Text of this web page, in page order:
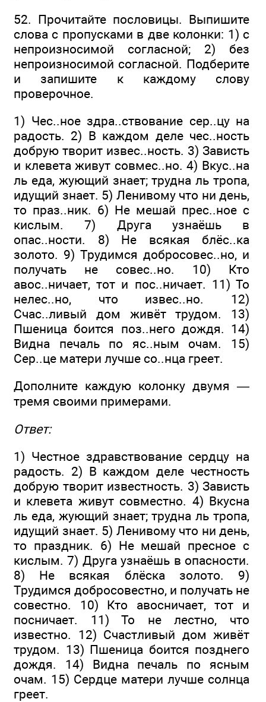
52. Прочитайте пословицы. Выпишите
слова с пропусками в две колонки: 1) с
непроизносимой согласной; 2) без
непроизносимой согласной. Подберите
и запишите к каждому слову
проверочное.
1) Чес..ное здра..ствование сер..цу на
радость. 2) В каждом деле чес..ность
добрую творит извес..ность. 3) Зависть
и клевета живут совмес..но. 4) Вкус..на
ль еда, жующий знает; трудна ль тропа,
идущий знает. 5) Ленивому что ни день,
то праз..ник. 6) Не мешай прес..ное с
кислым. 7) Друга узнаёшь в
опас..ности. 8) Не всякая блёс..ка
золото. 9) Трудимся добросовес..но, и
получать не совес..но. 10) Кто
авос..ничает, тот и пос..ничает. 11) То
нелес..но, что извес..но. 12)
Счас..ливый дом живёт трудом. 13)
Пшеница боится поз..него дождя. 14)
Видна печаль по яс..ным очам. 15)
Сер..це матери лучше со..нца греет.
Дополните каждую колонку двумя —
тремя своими примерами.
Ответ:
1) Честное здравствование сердцу на
радость. 2) В каждом деле честность
добрую творит известность. 3) Зависть
и клевета живут совместно. 4) Вкусна
ль еда, жующий знает; трудна ль тропа,
идущий знает. 5) Ленивому что ни день,
то праздник. 6) Не мешай пресное с
кислым. 7) Друга узнаёшь в опасности.
8) Не всякая блёска золото. 9)
Трудимся добросовестно, и получать не
совестно. 10) Кто авосничает, тот и
посничает. 11) То не лестно, что
известно. 12) Счастливый дом живёт
трудом. 13) Пшеница боится позднего
дождя. 14) Видна печаль по ясным
очам. 15) Сердце матери лучше солнца
греет.